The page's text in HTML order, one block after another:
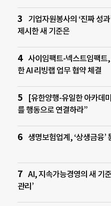
기업자원봉사의 ‘진짜 성
제시한 새 기준은
사이임팩트-넥스트임팩트
한 AI 리빙랩 업무 협약 체결
[유한양행-유일한 아카데
를 행동으로 연결하라”
생명보험업계, ‘상생금융’
AI, 지속가능경영의 새 기
관리’